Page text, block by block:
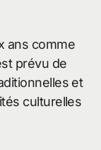
ans comme
prévu de
et
culturelles